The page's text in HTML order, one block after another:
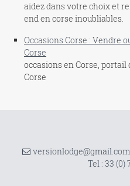
aidez dans votre choix et
end en corse inoubliables.
Occasions Corse : Vendre
Corse
occasions en Corse,
Corse
Tel : 33 (0)